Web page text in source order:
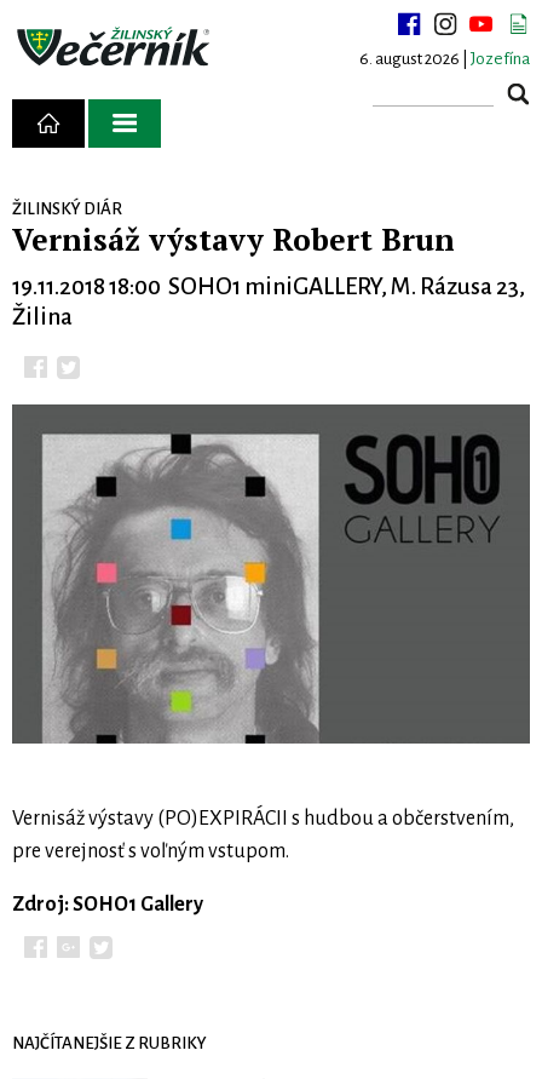
6. august 2026 | Jozefína
ŽILINSKÝ DIÁR
Vernisáž výstavy Robert Brun
19.11.2018 18:00 SOHO1 miniGALLERY, M. Rázusa 23,
Žilina
Vernisáž výstavy (PO)EXPIRÁCII s hudbou a občerstvením,
pre verejnosť s voľným vstupom.
Zdroj: SOHO1 Gallery
NAJČÍTANEJŠIE Z RUBRIKY